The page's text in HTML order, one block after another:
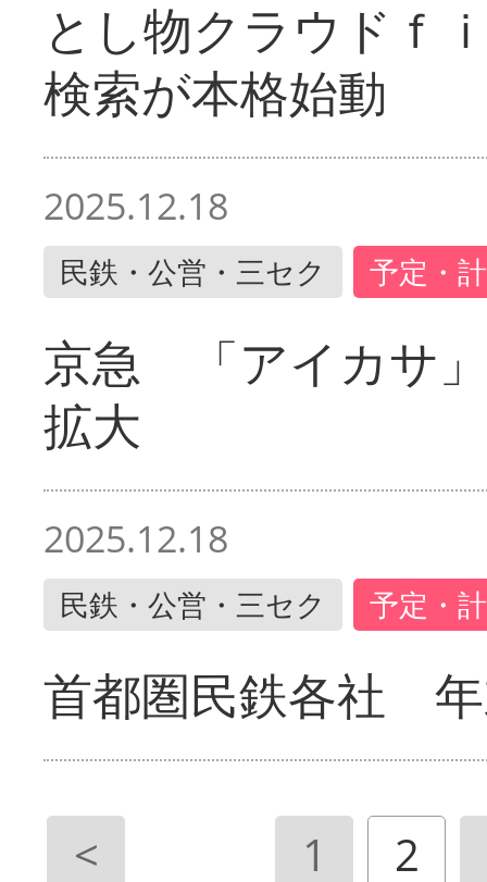
とし物クラウドｆ
検索が本格始動
2025.12.18
民鉄・公営・三セク 予定・
京急 「アイカサ
拡大
2025.12.18
民鉄・公営・三セク 予定・
首都圏民鉄各社
< 1 2